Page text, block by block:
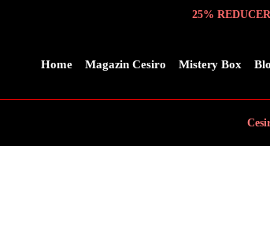
25%
Home Magazin Cesiro Mistery Box